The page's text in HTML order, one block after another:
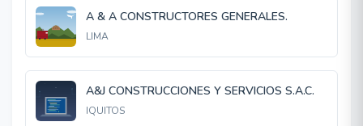
A & A CONSTRUCTORES GENERALES.
LIMA
A&J CONSTRUCCIONES Y SERVICIOS S.A.C.
IQUITOS